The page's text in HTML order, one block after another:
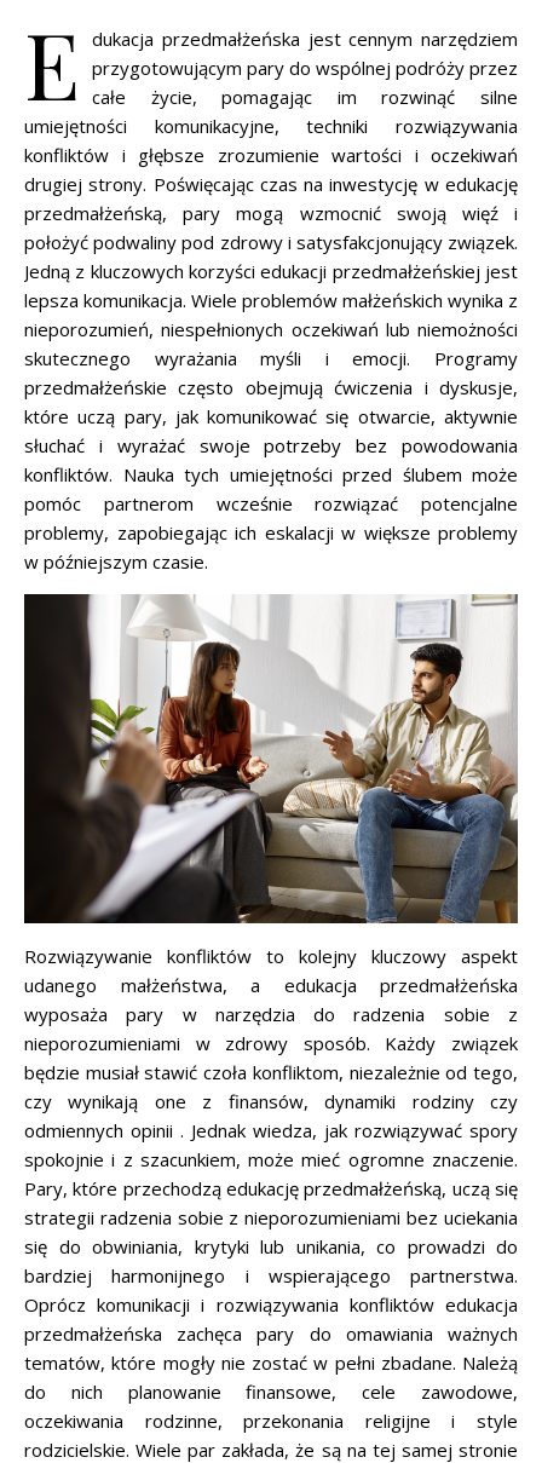
E
dukacja przedmałżeńska jest cennym narzędziem
przygotowującym pary do wspólnej podróży przez
całe życie, pomagając im rozwinąć silne
umiejętności komunikacyjne, techniki rozwiązywania
konfliktów i głębsze zrozumienie wartości i oczekiwań
drugiej strony. Poświęcając czas na inwestycję w edukację
przedmałżeńską, pary mogą wzmocnić swoją więź i
położyć podwaliny pod zdrowy i satysfakcjonujący związek.
Jedną z kluczowych korzyści edukacji przedmałżeńskiej jest
lepsza komunikacja. Wiele problemów małżeńskich wynika z
nieporozumień, niespełnionych oczekiwań lub niemożności
skutecznego wyrażania myśli i emocji. Programy
przedmałżeńskie często obejmują ćwiczenia i dyskusje,
które uczą pary, jak komunikować się otwarcie, aktywnie
słuchać i wyrażać swoje potrzeby bez powodowania
konfliktów. Nauka tych umiejętności przed ślubem może
pomóc partnerom wcześnie rozwiązać potencjalne
problemy, zapobiegając ich eskalacji w większe problemy
w późniejszym czasie.
Rozwiązywanie konfliktów to kolejny kluczowy aspekt
udanego małżeństwa, a edukacja przedmałżeńska
wyposaża pary w narzędzia do radzenia sobie z
nieporozumieniami w zdrowy sposób. Każdy związek
będzie musiał stawić czoła konfliktom, niezależnie od tego,
czy wynikają one z finansów, dynamiki rodziny czy
odmiennych opinii . Jednak wiedza, jak rozwiązywać spory
spokojnie i z szacunkiem, może mieć ogromne znaczenie.
Pary, które przechodzą edukację przedmałżeńską, uczą się
strategii radzenia sobie z nieporozumieniami bez uciekania
się do obwiniania, krytyki lub unikania, co prowadzi do
bardziej harmonijnego i wspierającego partnerstwa.
Oprócz komunikacji i rozwiązywania konfliktów edukacja
przedmałżeńska zachęca pary do omawiania ważnych
tematów, które mogły nie zostać w pełni zbadane. Należą
do nich planowanie finansowe, cele zawodowe,
oczekiwania rodzinne, przekonania religijne i style
rodzicielskie. Wiele par zakłada, że są na tej samej stronie